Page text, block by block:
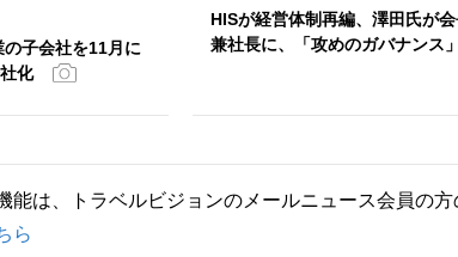
子会社を11月に
化
HISが経営体制再編、澤田氏が
兼社長に、「攻めのガバナンス
能は、トラベルビジョンのメールニュース会員の方
ら